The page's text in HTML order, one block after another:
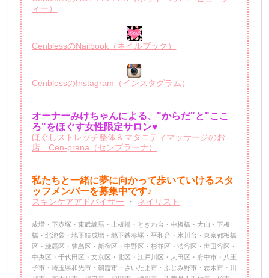
ィー）
CenblessのNailbook（ネイルブック）
CenblessのInstagram（インスタグラム）
オーナーみけちゃんによる、"からだ"と"ここ
ろ"をほぐす女性限定サロン♥
ほぐしストレッチ整体＆マタニティマッサージのお
店 Cen-prana（センプラーナ）
私たちと一緒に夢に向かって歩いていけるスタ
ッフメンバーを募集中です♪
スキンケアアドバイザー ・ ネイリスト
成増・下赤塚・東武練馬・上板橋・ときわ台・中板橋・大山・下板
橋・北池袋・地下鉄成増・地下鉄赤塚・平和台・氷川台・東京都板橋
区・練馬区・豊島区・新宿区・中野区・杉並区・渋谷区・世田谷区・
中央区・千代田区・文京区・北区・江戸川区・大田区・府中市・八王
子市・埼玉県和光市・朝霞市・さいたま市・ふじみ野市・志木市・川